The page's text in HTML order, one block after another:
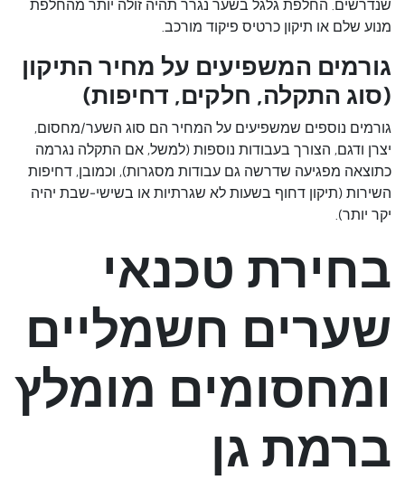
שנדרשים. החלפת גלגל בשער נגרר תהיה זולה יותר מהחלפת
מנוע שלם או תיקון כרטיס פיקוד מורכב.
גורמים המשפיעים על מחיר התיקון
(סוג התקלה, חלקים, דחיפות)
גורמים נוספים שמשפיעים על המחיר הם סוג השער/מחסום,
יצרן ודגם, הצורך בעבודות נוספות (למשל, אם התקלה נגרמה
כתוצאה מפגיעה שדרשה גם עבודות מסגרות), וכמובן, דחיפות
השירות (תיקון דחוף בשעות לא שגרתיות או בשישי-שבת יהיה
יקר יותר).
בחירת טכנאי
שערים חשמליים
ומחסומים מומלץ
ברמת גן